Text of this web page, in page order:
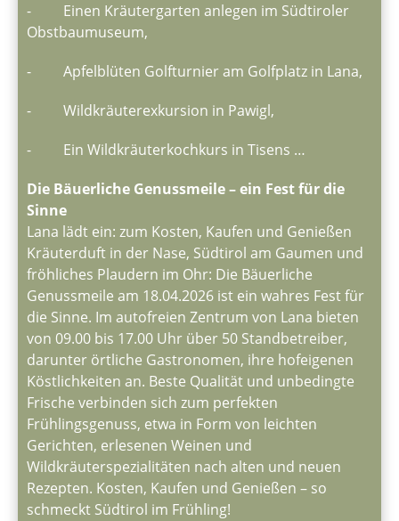
- Einen Kräutergarten anlegen im Südtiroler
Obstbaumuseum,
- Apfelblüten Golfturnier am Golfplatz in Lana,
- Wildkräuterexkursion in Pawigl,
- Ein Wildkräuterkochkurs in Tisens …
Die Bäuerliche Genussmeile – ein Fest für die
Sinne
Lana lädt ein: zum Kosten, Kaufen und Genießen
Kräuterduft in der Nase, Südtirol am Gaumen und
fröhliches Plaudern im Ohr: Die Bäuerliche
Genussmeile am 18.04.2026 ist ein wahres Fest für
die Sinne. Im autofreien Zentrum von Lana bieten
von 09.00 bis 17.00 Uhr über 50 Standbetreiber,
darunter örtliche Gastronomen, ihre hofeigenen
Köstlichkeiten an. Beste Qualität und unbedingte
Frische verbinden sich zum perfekten
Frühlingsgenuss, etwa in Form von leichten
Gerichten, erlesenen Weinen und
Wildkräuterspezialitäten nach alten und neuen
Rezepten. Kosten, Kaufen und Genießen – so
schmeckt Südtirol im Frühling!